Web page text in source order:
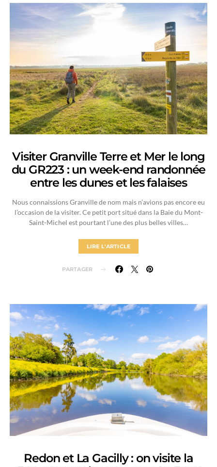
Visiter Granville Terre et Mer le long
du GR223 : un week-end randonnée
entre les dunes et les falaises
Nous connaissions Granville de nom mais n’avions pas encore eu
l’occasion de la visiter. Ce petit port situé dans la Baie du Mont-
Saint-Michel est pourtant l’une des plus belles villes…
LIRE L'ARTICLE
PARTAGER
Redon et La Gacilly : on visite la